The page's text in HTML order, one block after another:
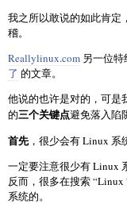
我之所以敢说的如此肯定
稽。
Reallylinux.com 另一位
了 的文章。
他说的也许是对的，可是
的三个关键点避免落入陷
首先，很少会有 Linux 系
一定要注意很少有 Linux
反而，很多在搜索
系统的。